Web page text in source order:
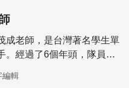
成老師，是台灣著名學生單
。經過了6個年頭，隊員從
為了讓學生在假日有戶外
編輯